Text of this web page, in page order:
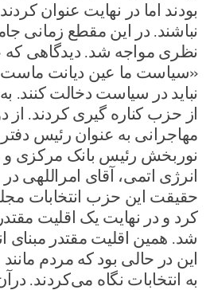
بودند اما در نهایت عنوان
نباشند. در این مقطع زمانی
نظری مواجه شد. دیدگاهی که
«سیاست ما عین دیانت
نباید در سیاست دخالت کنند.
از حزب کناره گیری کردند. از
مهاجرانی به عنوان رئیس
نوربخش رئیس بانک مرکزی
انرژی اتمی، آقای امراللهی
حقیقت این حزب انتخابات
کرد و در نهایت یک اقلیت
این در حالی بود که مردم
به انتخابات نگاه می‌کردند.